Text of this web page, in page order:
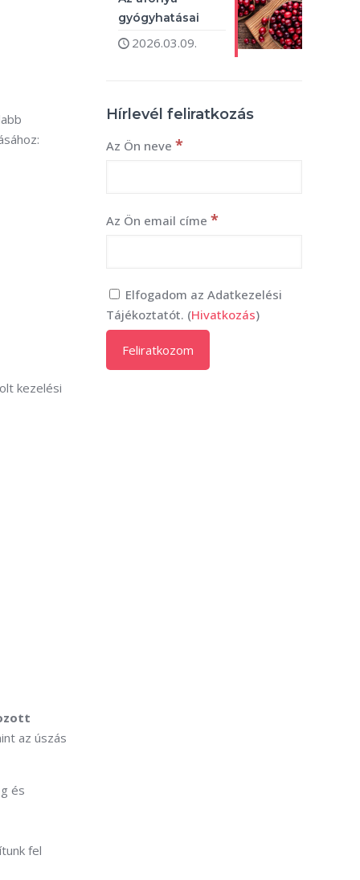
kezelési
az úszás
és
fel
gyógyhatásai
2026.03.09.
Hírlevél feliratkozás
Az Ön neve *
Az Ön email címe *
Elfogadom az Adatkezelési
Tájékoztatót. (Hivatkozás)